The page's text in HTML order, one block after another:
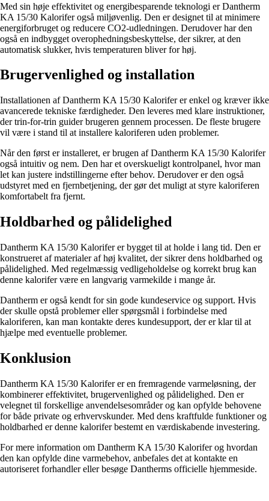
Med sin høje effektivitet og energibesparende teknologi er Dantherm
KA 15/30 Kalorifer også miljøvenlig. Den er designet til at minimere
energiforbruget og reducere CO2-udledningen. Derudover har den
også en indbygget overophedningsbeskyttelse, der sikrer, at den
automatisk slukker, hvis temperaturen bliver for høj.
Brugervenlighed og installation
Installationen af Dantherm KA 15/30 Kalorifer er enkel og kræver ikke
avancerede tekniske færdigheder. Den leveres med klare instruktioner,
der trin-for-trin guider brugeren gennem processen. De fleste brugere
vil være i stand til at installere kaloriferen uden problemer.
Når den først er installeret, er brugen af Dantherm KA 15/30 Kalorifer
også intuitiv og nem. Den har et overskueligt kontrolpanel, hvor man
let kan justere indstillingerne efter behov. Derudover er den også
udstyret med en fjernbetjening, der gør det muligt at styre kaloriferen
komfortabelt fra fjernt.
Holdbarhed og pålidelighed
Dantherm KA 15/30 Kalorifer er bygget til at holde i lang tid. Den er
konstrueret af materialer af høj kvalitet, der sikrer dens holdbarhed og
pålidelighed. Med regelmæssig vedligeholdelse og korrekt brug kan
denne kalorifer være en langvarig varmekilde i mange år.
Dantherm er også kendt for sin gode kundeservice og support. Hvis
der skulle opstå problemer eller spørgsmål i forbindelse med
kaloriferen, kan man kontakte deres kundesupport, der er klar til at
hjælpe med eventuelle problemer.
Konklusion
Dantherm KA 15/30 Kalorifer er en fremragende varmeløsning, der
kombinerer effektivitet, brugervenlighed og pålidelighed. Den er
velegnet til forskellige anvendelsesområder og kan opfylde behovene
for både private og erhvervskunder. Med dens kraftfulde funktioner og
holdbarhed er denne kalorifer bestemt en værdiskabende investering.
For mere information om Dantherm KA 15/30 Kalorifer og hvordan
den kan opfylde dine varmebehov, anbefales det at kontakte en
autoriseret forhandler eller besøge Dantherms officielle hjemmeside.